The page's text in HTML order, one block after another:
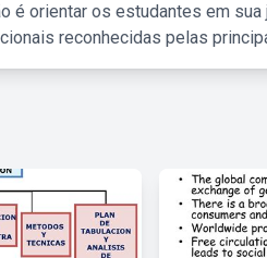
é orientar os estudantes em sua
reconhecidas pelas